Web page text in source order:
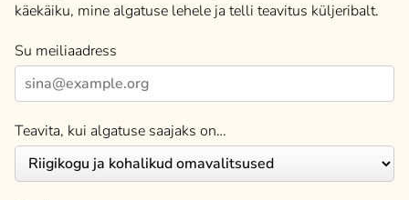
käekäiku, mine algatuse lehele ja telli teavitus küljeribalt.
Su meiliaadress
Teavita, kui algatuse saajaks on…